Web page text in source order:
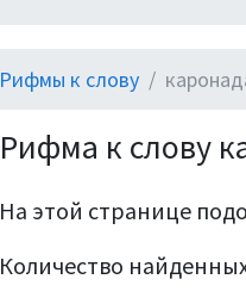
Рифмы к слову
Рифма к слову
На этой странице
Количество